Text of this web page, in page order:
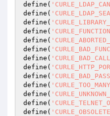
define(
define(
define(
define(
define(
define(
define(
define(
define(
define(
define(
define(
define(